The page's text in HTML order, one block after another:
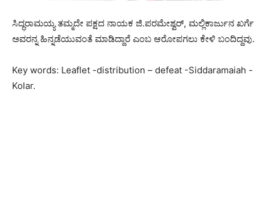
ಸಿದ್ಧರಾಮಯ್ಯ ತಮ್ಮದೇ ಪಕ್ಷದ ನಾಯಕ ಜಿ.ಪರಮೇಶ್ವರ್, ಮಲ್ಲಿಕಾರ್ಜುನ ಖರ್ಗೆ
ಅವರನ್ನ ಹಿನ್ನಡೆಯುವಂತೆ ಮಾಡಿದ್ದಾರೆ ಎಂಬ ಆರೋಪಗಲು ಕೇಳಿ ಬಂದಿದ್ದವು.
Key words: Leaflet -distribution – defeat -Siddaramaiah -
Kolar.